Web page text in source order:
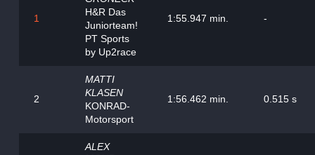
1
H&R Das
Juniorteam!
PT Sports
by Up2race
1:55.947 min. -
2
MATTI
KLASEN
KONRAD-
Motorsport
1:56.462 min. 0.515 s
ALEX